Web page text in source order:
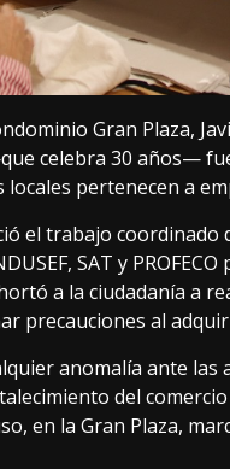
Gran Plaza,
celebra 30 años—
pertenecen a
el trabajo coordinado
SAT y
a la ciudadanía a
precauciones al
anomalía ante
del
en la Gran Plaza,